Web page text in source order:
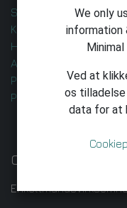
Startside
Kontakt os
Handelsbetingelser
AI-udvikling og -
Privatlivspolitik
Privatliv
Om os
We only
information
Ved at
os
data for at